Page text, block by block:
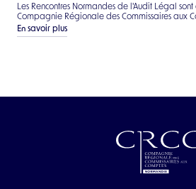
Les Rencontres Normandes de l'Audit Légal
Compagnie Régionale des Commissaires aux
En savoir plus